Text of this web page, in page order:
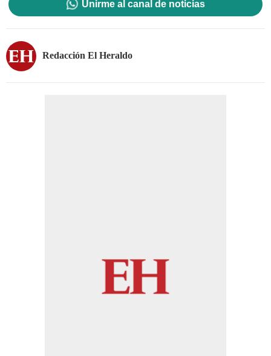
Unirme al canal de noticias
Redacción El Heraldo